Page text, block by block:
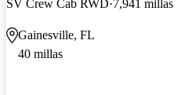
SV Crew Cab RWD 7,941 millas
Gainesville, FL
40 millas